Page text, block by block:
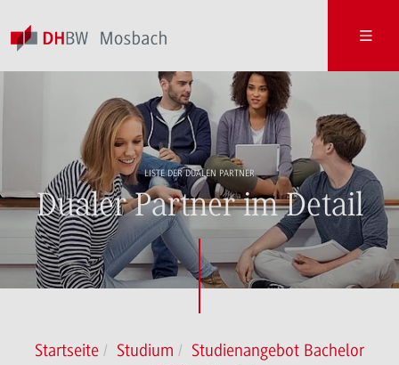
LISTE DER DUALEN PARTNER
Dualer Partner im Detail
Startseite Studium
Studienangebot Bachelor